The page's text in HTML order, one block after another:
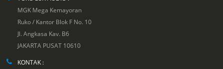
MGK Mega Kemayoran
Ruko / Kantor Blok F No. 10
Jl. Angkasa Kav. B6
JAKARTA PUSAT 10610
KONTAK :